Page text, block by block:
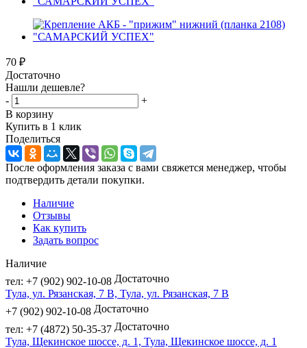
70 ₽
Достаточно
Нашли дешевле?
-
+
В корзину
Купить в 1 клик
Поделиться
После оформления заказа с вами свяжется менеджер, чтобы
подтвердить детали покупки.
Наличие
Отзывы
Как купить
Задать вопрос
Наличие
тел: +7 (902) 902-10-08 Достаточно
Тула, ул. Рязанская, 7 В, Тула, ул. Рязанская, 7 В
+7 (902) 902-10-08 Достаточно
тел: +7 (4872) 50-35-37 Достаточно
Тула, Щекинское шоссе, д. 1, Тула, Щекинское шоссе, д. 1